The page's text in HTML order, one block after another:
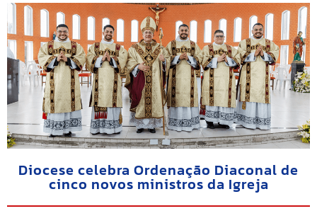
Diocese celebra Ordenação Diaconal de
cinco novos ministros da Igreja